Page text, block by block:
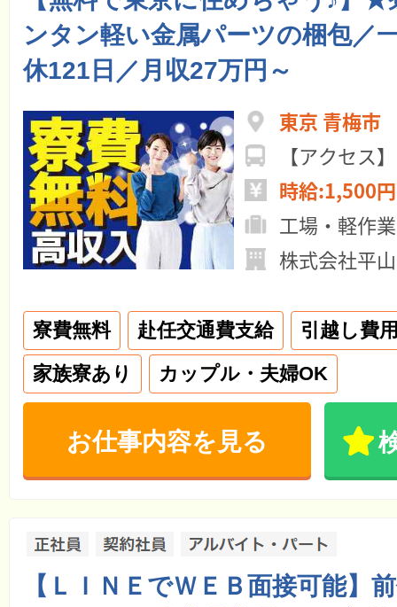
ンタン軽い金属パーツの梱包／
休121日／月収27万円～
東京 青梅市
【アクセス
時給:1,500
工場・軽作業
株式会社平
寮費無料 赴任交通費支給
引越し費
家族寮あり
カップル・夫婦OK
お仕事内容を見る
【ＬＩＮＥでＷＥＢ面接可能】